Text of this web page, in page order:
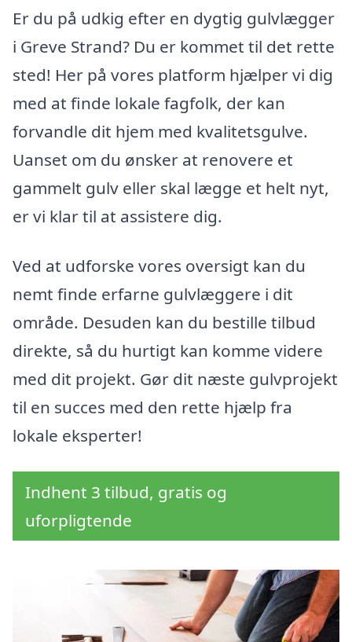
Er du på udkig efter en dygtig gulvlægger
i Greve Strand? Du er kommet til det rette
sted! Her på vores platform hjælper vi dig
med at finde lokale fagfolk, der kan
forvandle dit hjem med kvalitetsgulve.
Uanset om du ønsker at renovere et
gammelt gulv eller skal lægge et helt nyt,
er vi klar til at assistere dig.
Ved at udforske vores oversigt kan du
nemt finde erfarne gulvlæggere i dit
område. Desuden kan du bestille tilbud
direkte, så du hurtigt kan komme videre
med dit projekt. Gør dit næste gulvprojekt
til en succes med den rette hjælp fra
lokale eksperter!
Indhent 3 tilbud, gratis og
uforpligtende